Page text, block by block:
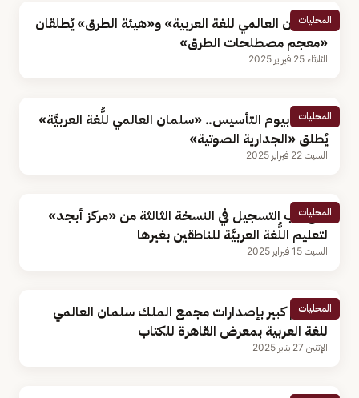
المحليات
«سلمان العالمي للغة العربية» و«هيئة الطرق» يُطلقان
«معجم مصطلحات الطرق»
الثلاثاء 25 فبراير 2025
المحليات
احتفاءً بيوم التأسيس.. «سلمان العالمي للُّغة العربيَّة»
يُطلق «الجدارية الصوتية»
السبت 22 فبراير 2025
المحليات
فتح باب التسجيل في النسخة الثالثة من «مركز أبجد»
لتعليم اللُّغة العربيَّة للناطقين بغيرها
السبت 15 فبراير 2025
المحليات
اهتمام كبير بإصدارات مجمع الملك سلمان العالمي
للغة العربية بمعرض القاهرة للكتاب
الإثنين 27 يناير 2025